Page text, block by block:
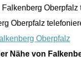
Oberpfalz
Oberpfalz
Nähe von